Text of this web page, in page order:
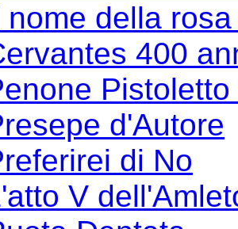
nome della
400
d'Autore
di No
V